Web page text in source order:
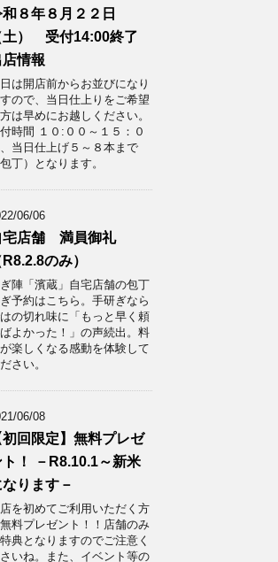
８年８月２２日
土） 受付14:00終了
店情報
は開店前からお並びになり
ので、当日仕上りをご希望
は早めにお越しください。
時間 １０:００～１５：０
、当日仕上げ５～８本まで
包丁）となります。
06/06
宅店舗 満員御礼
R8.2.8のみ）
陣「濱蔵」自宅店舗の包丁
予約はこちら。手研ぎなら
の切れ味に「もっと早く頼
よかった！」の声続出。料
楽しくなる感動を体験して
さい。
06/08
初回限定】無料プレゼ
ト！ －R8.10.1～新米
なります－
を初めてご利用いただく方
料プレゼント！！店舗のみ
典となりますのでご注意く
いね。また、イベント等の